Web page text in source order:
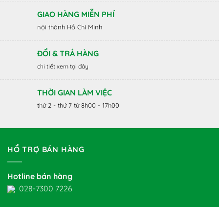
GIAO HÀNG MIỄN PHÍ
nội thành Hồ Chí Minh
ĐỔI & TRẢ HÀNG
chi tiết xem tại đây
THỜI GIAN LÀM VIỆC
thứ 2 - thứ 7 từ 8h00 - 17h00
HỔ TRỢ BÁN HÀNG
Hotline bán hàng
028-7300 7226